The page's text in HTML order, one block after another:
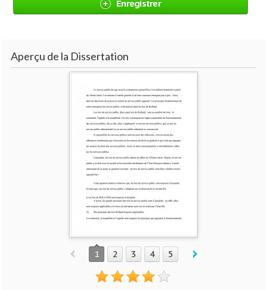
Enregistrer
Aperçu de la Dissertation
1 2 3 4 5